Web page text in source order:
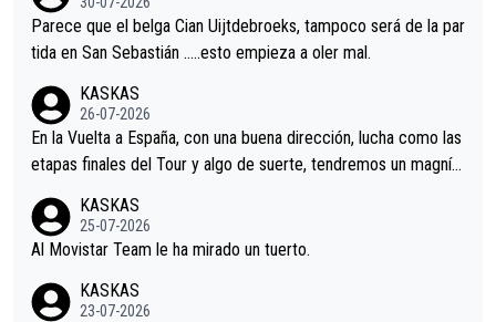
astian.Si en la Vuelta a Burgos sigue la mejoría, podríamos ten
er alguna sorpresa en la Vuelta.Ojalá.
Parece que el belga Cian Uijtdebroeks, tampoco será de la par
tida en San Sebastián …..esto empieza a oler mal.
KASKAS
26-07-2026
En la Vuelta a España, con una buena dirección, lucha como las
etapas finales del Tour y algo de suerte, tendremos un magnífi
KASKAS
25-07-2026
Al Movistar Team le ha mirado un tuerto.
KASKAS
23-07-2026